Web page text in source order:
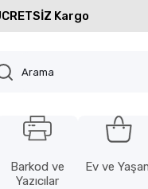
Kargo
Barkod ve
Yazıcılar
Ev ve